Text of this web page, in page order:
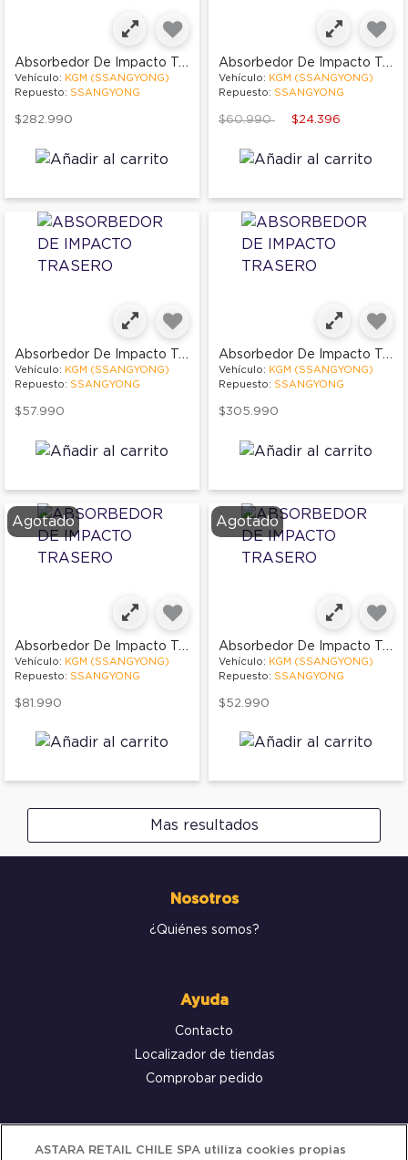
Absorbedor De Impacto Trasero
Vehículo: KGM (SSANGYONG)
Repuesto: SSANGYONG
$282.990
Absorbedor De Impacto Trasero
Vehículo: KGM (SSANGYONG)
Repuesto: SSANGYONG
Price reduced from
$60.990to $24.396
Absorbedor De Impacto Trasero
Vehículo: KGM (SSANGYONG)
Repuesto: SSANGYONG
$57.990
Absorbedor De Impacto Trasero
Vehículo: KGM (SSANGYONG)
Repuesto: SSANGYONG
$305.990
Agotado
Absorbedor De Impacto Trasero
Vehículo: KGM (SSANGYONG)
Repuesto: SSANGYONG
$81.990
Agotado
Absorbedor De Impacto Trasero
Vehículo: KGM (SSANGYONG)
Repuesto: SSANGYONG
$52.990
Mas resultados
Nosotros
¿Quiénes somos?
Ayuda
Contacto
Localizador de tiendas
Comprobar pedido
Servicio al cliente
ASTARA RETAIL CHILE SPA utiliza cookies propias